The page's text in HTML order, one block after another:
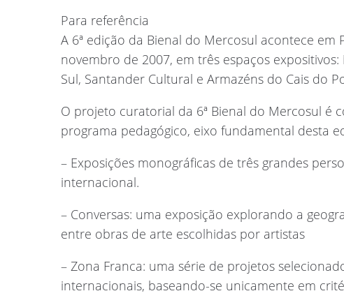
Para referência
A 6ª edição da Bienal do Mercosul acontece em
novembro de 2007, em três espaços expositivos:
Sul, Santander Cultural e Armazéns do Cais do
O projeto curatorial da 6ª Bienal do Mercosul é
programa pedagógico, eixo fundamental desta
– Exposições monográficas de três grandes
internacional.
– Conversas: uma exposição explorando a
entre obras de arte escolhidas por artistas
– Zona Franca: uma série de projetos
internacionais, baseando-se unicamente em